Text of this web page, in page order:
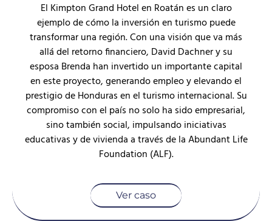
El Kimpton Grand Hotel en Roatán es un claro
ejemplo de cómo la inversión en turismo puede
transformar una región. Con una visión que va más
allá del retorno financiero, David Dachner y su
esposa Brenda han invertido un importante capital
en este proyecto, generando empleo y elevando el
prestigio de Honduras en el turismo internacional. Su
compromiso con el país no solo ha sido empresarial,
sino también social, impulsando iniciativas
educativas y de vivienda a través de la Abundant Life
Foundation (ALF).
Ver caso